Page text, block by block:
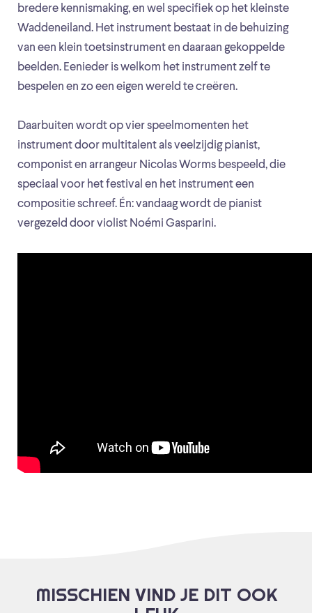
bredere kennismaking, en wel specifiek op het kleinste
Waddeneiland. Het instrument bestaat in de behuizing
van een klein toetsinstrument en daaraan gekoppelde
beelden. Eenieder is welkom het instrument zelf te
bespelen en zo een eigen wereld te creëren.
Daarbuiten wordt op vier speelmomenten het
instrument door multitalent als veelzijdig pianist,
componist en arrangeur Nicolas Worms bespeeld, die
speciaal voor het festival en het instrument een
compositie schreef. Én: vandaag wordt de pianist
vergezeld door violist Noémi Gasparini.
MISSCHIEN VIND JE DIT OOK